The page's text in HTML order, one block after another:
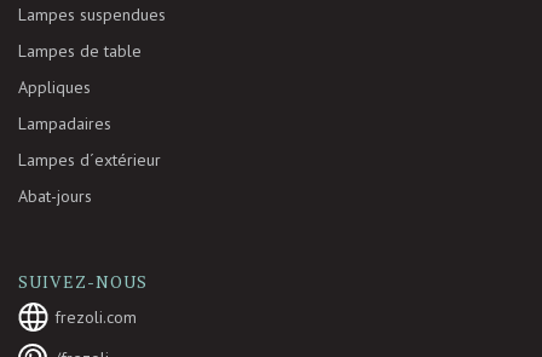
Lampes suspendues
Lampes de table
Appliques
Lampadaires
Lampes d´extérieur
Abat-jours
SUIVEZ-NOUS
frezoli.com